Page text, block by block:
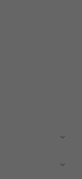

